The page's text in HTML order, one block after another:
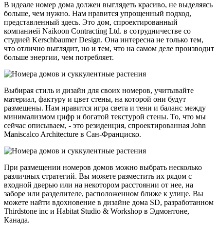
В идеале номер дома должен выглядеть красиво, не выделяясь
больше, чем нужно. Нам нравится упрощенный подход,
представленный здесь. Это дом, спроектированный
компанией Naikoon Contracting Ltd. в сотрудничестве со
студией Kerschbaumer Design. Она интересна не только тем,
что отлично выглядит, но и тем, что на самом деле производит
больше энергии, чем потребляет.
Выбирая стиль и дизайн для своих номеров, учитывайте
материал, фактуру и цвет стены, на которой они будут
размещены. Нам нравится игра света и тени и баланс между
минимализмом цифр и богатой текстурой стены. То, что мы
сейчас описываем, - это резиденция, спроектированная John
Maniscalco Architecture в Сан-Франциско.
При размещении номеров домов можно выбрать несколько
различных стратегий. Вы можете разместить их рядом с
входной дверью или на некотором расстоянии от нее, на
заборе или разделителе, расположенном ближе к улице. Вы
можете найти вдохновение в дизайне дома SD, разработанном
Thirdstone inc и Habitat Studio & Workshop в Эдмонтоне,
Канада.